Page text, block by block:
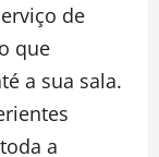
de
que
a sua sala.
a